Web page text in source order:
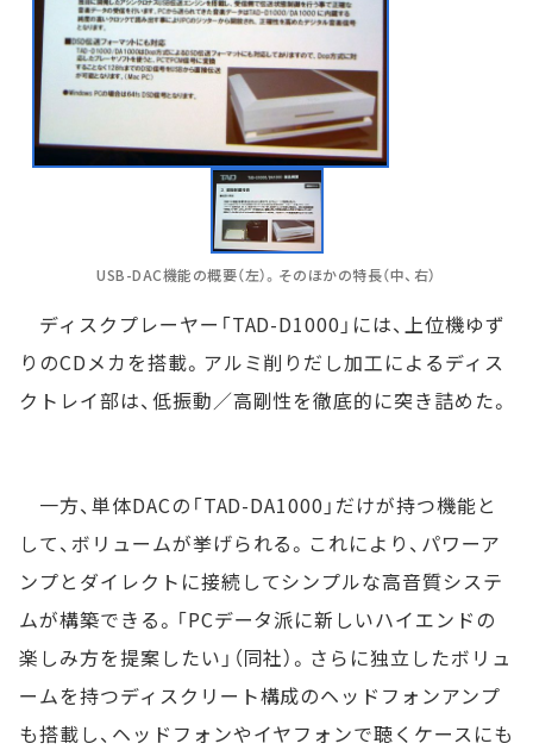
USB-DAC機能の概要（左）。そのほかの特長（中、右）
ディスクプレーヤー「TAD-D1000」には、上位機ゆず
りのCDメカを搭載。アルミ削りだし加工によるディス
クトレイ部は、低振動／高剛性を徹底的に突き詰めた。
一方、単体DACの「TAD-DA1000」だけが持つ機能と
して、ボリュームが挙げられる。これにより、パワーア
ンプとダイレクトに接続してシンプルな高音質システ
ムが構築できる。「PCデータ派に新しいハイエンドの
楽しみ方を提案したい」（同社）。さらに独立したボリュ
ームを持つディスクリート構成のヘッドフォンアンプ
も搭載し、ヘッドフォンやイヤフォンで聴くケースにも